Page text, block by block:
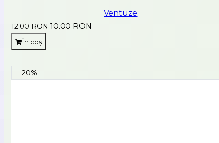
Ventuze
12.00 RON 10.00 RON
În coș
-20%